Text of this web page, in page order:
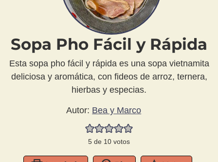
Sopa Pho Fácil y Rápida
Esta sopa pho fácil y rápida es una sopa vietnamita
deliciosa y aromática, con fideos de arroz, ternera,
hierbas y especias.
Autor: Bea y Marco
5 de 10 votos